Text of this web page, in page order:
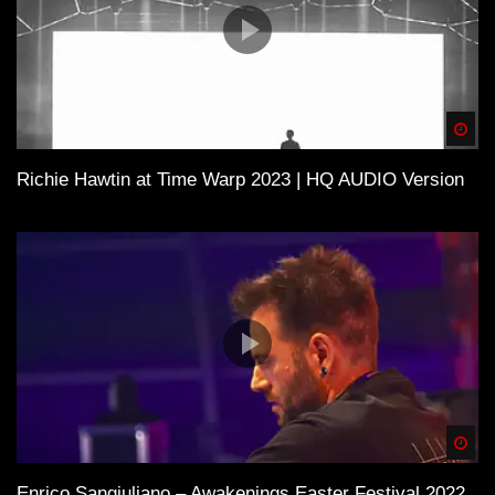
Richie Hawtin at Time Warp 2023 | HQ AUDIO Version